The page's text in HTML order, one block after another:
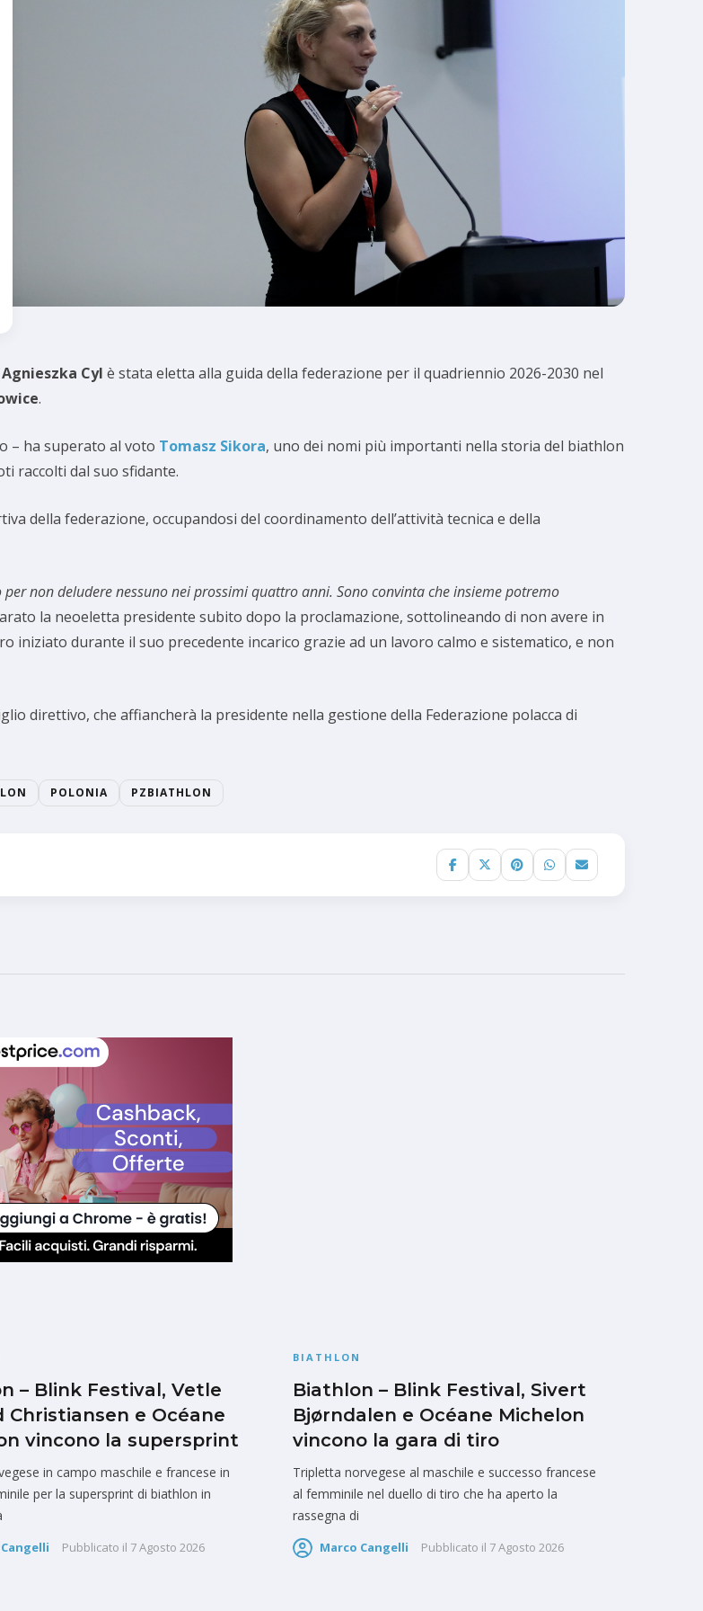
Agnieszka Cyl è stata eletta alla guida della federazione per il quadriennio 2026-2030 nel
.
– ha superato al voto Tomasz Sikora, uno dei nomi più importanti nella storia del biathlon
raccolti dal suo sfidante.
della federazione, occupandosi del coordinamento dell’attività tecnica e della
non deludere nessuno nei prossimi quattro anni. Sono convinta che insieme potremo
la neoeletta presidente subito dopo la proclamazione, sottolineando di non avere in
iniziato durante il suo precedente incarico grazie ad un lavoro calmo e sistematico, e non
direttivo, che affiancherà la presidente nella gestione della Federazione polacca di
POLONIA PZBIATHLON
– Blink Festival, Vetle
Christiansen e Océane
vincono la supersprint
in campo maschile e francese in
per la supersprint di biathlon in
Pubblicato il 7 Agosto 2026
BIATHLON
Biathlon – Blink Festival, Sivert
Bjørndalen e Océane Michelon
vincono la gara di tiro
Tripletta norvegese al maschile e successo francese
al femminile nel duello di tiro che ha aperto la
rassegna di
Marco Cangelli Pubblicato il 7 Agosto 2026